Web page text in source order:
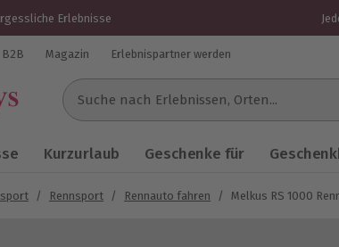
Erlebnisse
B2B Magazin Erlebnispartner werden
Suche nach Erlebnissen...
Kurzurlaub Geschenke für
/ Rennsport / Rennauto fahren / Melkus RS 1000